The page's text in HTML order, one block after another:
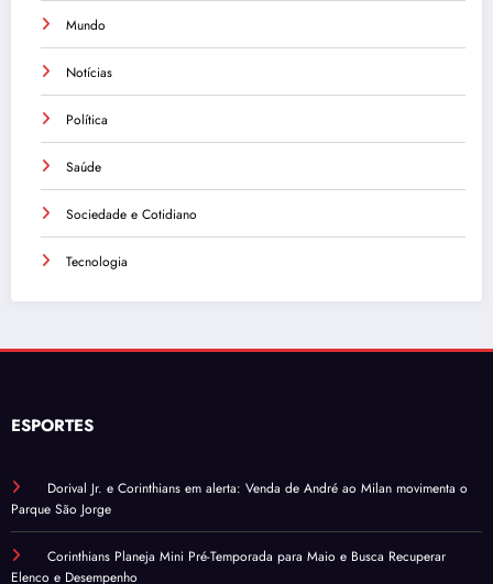
Mundo
Notícias
Política
Saúde
Sociedade e Cotidiano
Tecnologia
ESPORTES
Dorival Jr. e Corinthians em alerta: Venda de André ao Milan movimenta o
Parque São Jorge
Corinthians Planeja Mini Pré-Temporada para Maio e Busca Recuperar
Elenco e Desempenho